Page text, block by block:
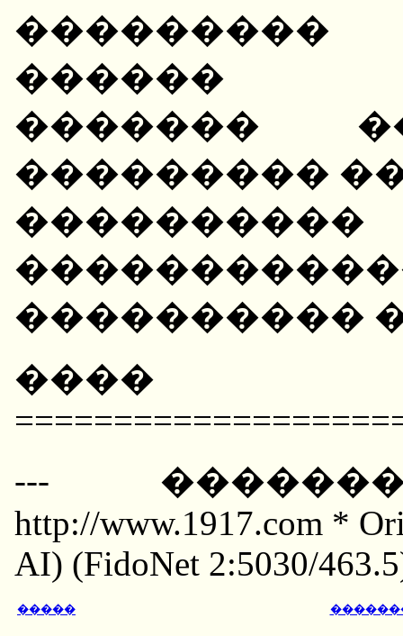
���������
������
�������
���������
����������
����
---
http://www.1917.com *
AI) (FidoNet 2:5030/
�����